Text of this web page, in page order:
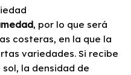
, por lo que será
costeras, en la que la
variedades. Si recibe
la densidad de